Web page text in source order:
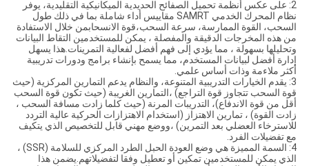
2: على عكس أنظمة تحميل الصفائح الحديدية الميكانيكية التقليدية، يوفر
نظام المحرك الخدمي SAMRT مقاييس أداء شاملة بما في ذلك طول
السحب، القوة الممارسة، سرعة السحب،قوة الانسحابمن خلال الاستفادة
من هذه المخرجات الدقيقة والمفصلة ، يمكن للمستخدمين التقاط البيانات
وتحليلها بسهولة ، مما يؤدي إلى فهم أفضل لفعالية التمرينات.هذا يسهل
إدارة أفضل لبيانات المستخدم، مما يسمح بإنشاء برامج ودورات تدريبية
أكثر ملاءمة وذات أساس علمي.
3: يقدم الخيارات التدريبية المتنوعة، والنظام يدعم التمارين المركزية (حيث
قوة السحب تتجاوز قوة التراجع) ،التمارين الغريبة (حيث تكون قوة السحب
أقل من قوة الاندفاع)، التدريبات المرنة (حيث كلما زادت مسافة السحب ،
زادت القوة) ، تمارين الاهتزاز (استخدام الاهتزازات الحركية عالية التردد
للاسترخاء العضلي بعد التمرين) ،ووضع مهني قابل للتخصيص الذي يتكيف
مع تفضيلات الفرد.
4: السمة المميزة هي وضع العودة الحبل الطرد المركزي للسلامة (SSR) ،
الذي يمكن للمستخدمين تمكين أو تعطيل وفقا لتفضيلاتهم.يضمن هذا